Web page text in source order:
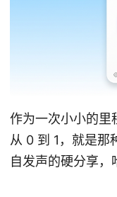
作为一次小小的里
从 0 到 1，就是那
自发声的硬分享，